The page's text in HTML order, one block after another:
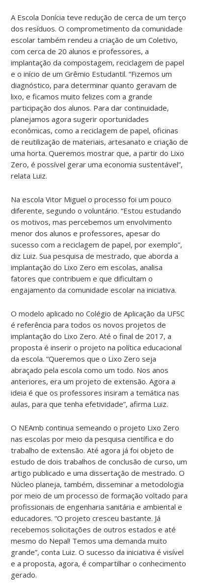
A Escola Donícia teve redução de cerca de um terço
dos resíduos. O comprometimento da comunidade
escolar também rendeu a criação de um Coletivo,
com cerca de 20 alunos e professores, a
implantação da compostagem, reciclagem de papel
e o início de um Grêmio Estudantil. “Fizemos um
diagnóstico, para determinar quanto geravam de
lixo, e ficamos muito felizes com a grande
participação dos alunos. Para dar continuidade,
planejamos agora sugerir oportunidades
econômicas, como a reciclagem de papel, oficinas
de reutilização de materiais, artesanato e criação de
uma horta. Queremos mostrar que, a partir do Lixo
Zero, é possível gerar uma economia sustentável”,
relata Luiz.
Na escola Vitor Miguel o processo foi um pouco
diferente, segundo o voluntário. “Estou estudando
os motivos, mas percebemos um envolvimento
menor dos alunos e professores, apesar do
sucesso com a reciclagem de papel, por exemplo”,
diz Luiz. Sua pesquisa de mestrado, que aborda a
implantação do Lixo Zero em escolas, analisa
fatores que contribuem e que dificultam o
engajamento da comunidade escolar na iniciativa.
O modelo aplicado no Colégio de Aplicação da UFSC
é referência para todos os novos projetos de
implantação do Lixo Zero. Até o final de 2017, a
proposta é inserir o projeto na política educacional
da escola. “Queremos que o Lixo Zero seja
abraçado pela escola como um todo. Nos anos
anteriores, era um projeto de extensão. Agora a
ideia é que os professores insiram a temática nas
aulas, para que tenha efetividade”, afirma Luiz.
O NEAmb continua semeando o projeto Lixo Zero
nas escolas por meio da pesquisa científica e do
trabalho de extensão. Até agora já foi objeto de
estudo de dois trabalhos de conclusão de curso, um
artigo publicado e uma dissertação de mestrado. O
Núcleo planeja, também, disseminar a metodologia
por meio de um processo de formação voltado para
profissionais de engenharia sanitária e ambiental e
educadores. “O projeto cresceu bastante. Já
recebemos solicitações de outros estados e até
mesmo do Nepal! Temos uma demanda muito
grande”, conta Luiz. O sucesso da iniciativa é visível
e a proposta, agora, é compartilhar o conhecimento
gerado.